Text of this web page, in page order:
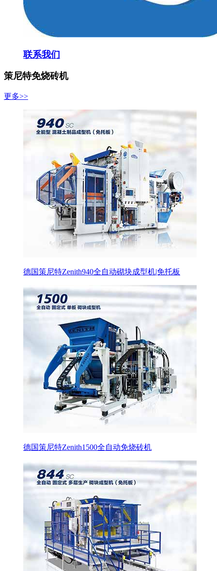
联系我们
策尼特免烧砖机
更多>>
德国策尼特Zenith940全自动砌块成型机|免托板
德国策尼特Zenith1500全自动免烧砖机